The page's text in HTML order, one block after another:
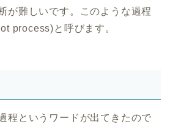
が難しいです。このような過程
process)と呼びます。
程というワードが出てきたので